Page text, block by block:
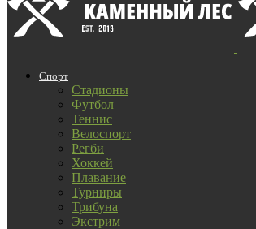
Спорт
Стадионы
Футбол
Теннис
Велоспорт
Регби
Хоккей
Плавание
Турниры
Трибуна
Экстрим